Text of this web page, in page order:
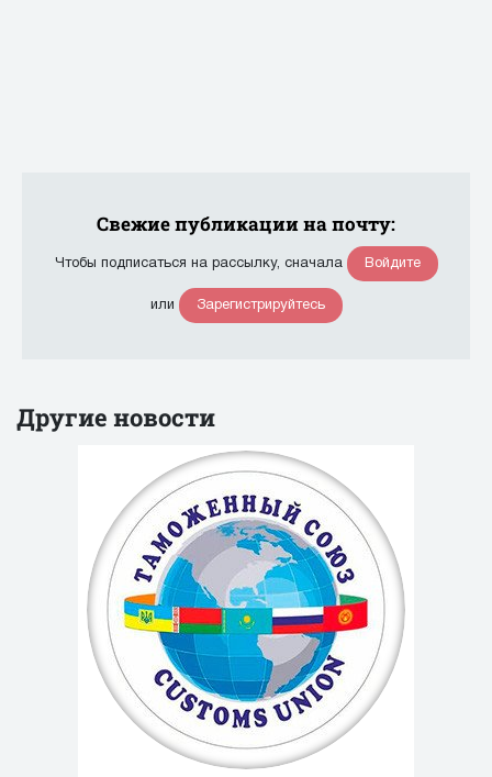
Свежие публикации на почту:
Чтобы подписаться на рассылку, сначала Войдите
или Зарегистрируйтесь
Другие новости